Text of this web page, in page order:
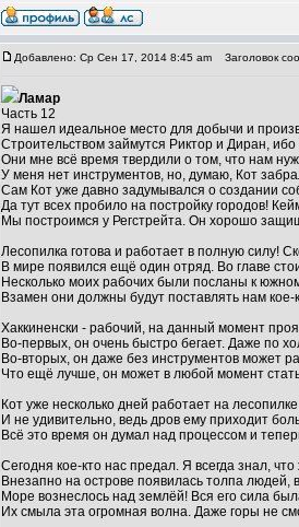
Добавлено: Ср Сен 17, 2014 8:45 am Заголовок
Ламар
Часть 12
Я нашел идеальное место для добычи и
Строительством займутся Риктор и Диран,
Они мне всё время твердили о том, что нам
У меня нет инструментов, но, думаю, Кот
Сам Кот уже давно задумывался о создании
Да тут всех пробило на постройку городов!
Мы построимся у Регстрейта. Он хорошо
Лесопилка готова и работает в полную силу!
В мире появился ещё один отряд. Во главе
Несколько моих рабочих были посланы к
Взамен они должны будут поставлять нам кое-
Хаккиненски - рабочий, на данный момент
Во-первых, он очень быстро бегает. Даже по
Во-вторых, он даже без инструментов может
Что ещё лучше, он может в любой момент
Кот уже несколько дней работает на
И не удивительно, ведь дров ему приходит
Всё это время он думал над процессом и
Сегодня кое-кто нас предал. Я всегда знал,
Внезапно на острове появилась толпа людей,
Море вознеслось над землёй! Вся его сила
Их смыла эта огромная волна. Даже горы не